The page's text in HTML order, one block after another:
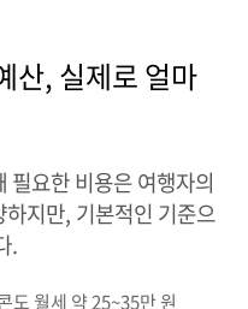
산, 실제로 얼마
필요한 비용은 여행자의
지만, 기본적인 기준으
.
도 월세 약 25~35만 원